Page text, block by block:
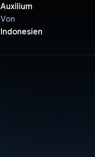
Auxilium
Von
Indonesien